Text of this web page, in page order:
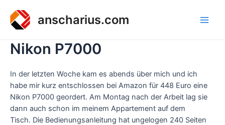
Inhalt
springen
anscharius.com
Nikon P7000
In der letzten Woche kam es abends über mich und ich
habe mir kurz entschlossen bei Amazon für 448 Euro eine
Nikon P7000 geordert. Am Montag nach der Arbeit lag sie
dann auch schon im meinem Appartement auf dem
Tisch. Die Bedienungsanleitung hat ungelogen 240 Seiten